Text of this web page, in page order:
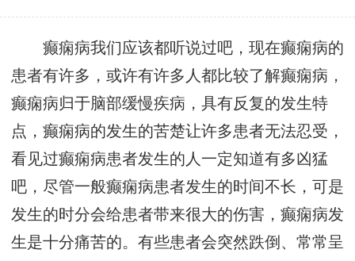
癫痫病我们应该都听说过吧，现在癫痫病的
患者有许多，或许有许多人都比较了解癫痫病，
癫痫病归于脑部缓慢疾病，具有反复的发生特
点，癫痫病的发生的苦楚让许多患者无法忍受，
看见过癫痫病患者发生的人一定知道有多凶猛
吧，尽管一般癫痫病患者发生的时间不长，可是
发生的时分会给患者带来很大的伤害，癫痫病发
生是十分痛苦的。有些患者会突然跌倒、常常呈